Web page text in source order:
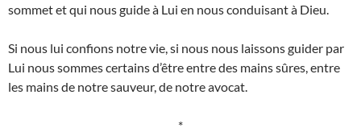
sommet et qui nous guide à Lui en nous conduisant à Dieu.
Si nous lui confions notre vie, si nous nous laissons guider par
Lui nous sommes certains d’être entre des mains sûres, entre
les mains de notre sauveur, de notre avocat.
*